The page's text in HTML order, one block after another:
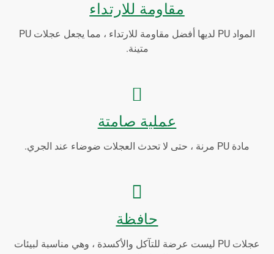
مقاومة للارتداء
المواد PU لديها أفضل مقاومة للارتداء ، مما يجعل عجلات PU
متينة.
عملية صامتة
مادة PU مرنة ، حتى لا تحدث العجلات ضوضاء عند الجري.
حافظة
عجلات PU ليست عرضة للتآكل والأكسدة ، وهي مناسبة لبيئات